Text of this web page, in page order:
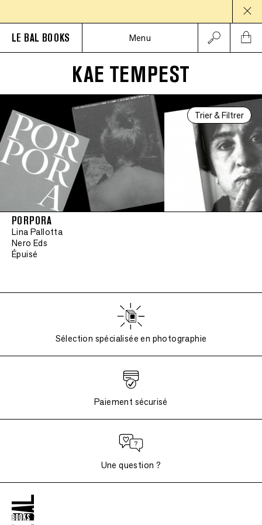
LE BAL BOOKS Menu
KAE TEMPEST
Trier & Filtrer
PORPORA
Lina Pallotta
Nero Eds
Épuisé
Sélection spécialisée en photographie
Paiement sécurisé
Une question ?